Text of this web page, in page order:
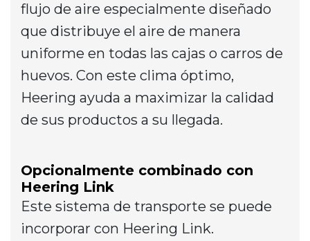
flujo de aire especialmente diseñado
que distribuye el aire de manera
uniforme en todas las cajas o carros de
huevos. Con este clima óptimo,
Heering ayuda a maximizar la calidad
de sus productos a su llegada.
Opcionalmente combinado con
Heering Link
Este sistema de transporte se puede
incorporar con Heering Link.